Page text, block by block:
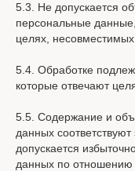
5.3. Не допускается
персональные
целях,
5.4. Обработке
которые отвечают
5.5. Содержание и
данных
допускается
данных по отношению